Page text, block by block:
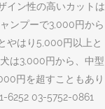
イン性の高いカットは
ンプーで3,000円から
やはり5,000円以上と
は3,000円から、中型
円を超すこともあり
6252 03-5752-0861